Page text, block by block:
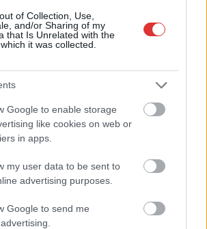
of Collection, Use,
and/or Sharing of my
that Is Unrelated with the
it was collected.
Google to enable storage
like cookies on web or
in apps.
my user data to be sent to
advertising purposes.
Google to send me
feliratkozás
Adja